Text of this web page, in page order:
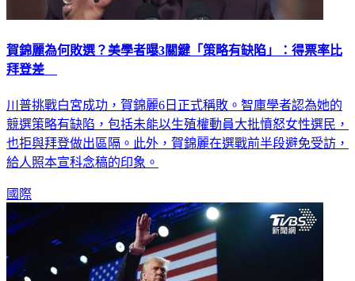
賀錦麗為何敗選？美學者曝3關鍵「策略有缺陷」：得票率比
拜登差
川普挑戰白宮成功，賀錦麗6日正式稱敗。智庫學者認為她的
競選策略有缺陷，包括未能以生殖權動員大批憤怒女性選民，
也拒與拜登做出區隔。此外，賀錦麗在選戰前半段避免受訪，
給人照本宣科念稿的印象。
國際